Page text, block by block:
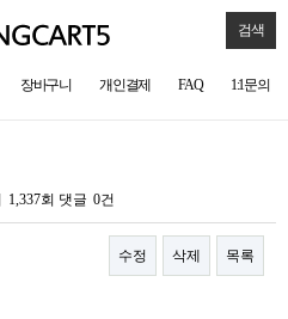
검색
장바구니 개인결제 FAQ 1:1문의
1,337회 댓글 0건
수정 삭제 목록